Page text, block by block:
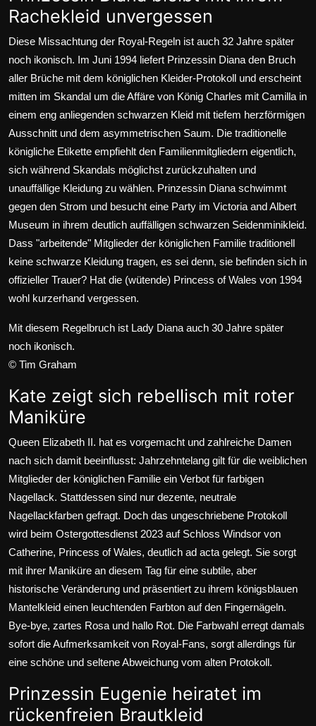
Rachekleid unvergessen
Diese Missachtung der Royal-Regeln ist auch 32 Jahre später
noch ikonisch. Im Juni 1994 liefert Prinzessin Diana den Bruch
aller Brüche mit dem königlichen Kleider-Protokoll und erscheint
mitten im Skandal um die Affäre von König Charles mit Camilla in
einem eng anliegenden schwarzen Kleid mit tiefem herzförmigen
Ausschnitt und dem asymmetrischen Saum. Die traditionelle
königliche Etikette empfiehlt den Familienmitgliedern eigentlich,
sich während Skandals möglichst zurückzuhalten und
unauffällige Kleidung zu wählen. Prinzessin Diana schwimmt
gegen den Strom und besucht eine Party im Victoria and Albert
Museum in ihrem deutlich auffälligen schwarzen Seidenminikleid.
Dass "arbeitende" Mitglieder der königlichen Familie traditionell
keine schwarze Kleidung tragen, es sei denn, sie befinden sich in
offizieller Trauer? Hat die (wütende) Princess of Wales von 1994
wohl kurzerhand vergessen.
Mit diesem Regelbruch ist Lady Diana auch 30 Jahre später
noch ikonisch.
© Tim Graham
Kate zeigt sich rebellisch mit roter
Maniküre
Queen Elizabeth II. hat es vorgemacht und zahlreiche Damen
nach sich damit beeinflusst: Jahrzehntelang gilt für die weiblichen
Mitglieder der königlichen Familie ein Verbot für farbigen
Nagellack. Stattdessen sind nur dezente, neutrale
Nagellackfarben gefragt. Doch das ungeschriebene Protokoll
wird beim Ostergottesdienst 2023 auf Schloss Windsor von
Catherine, Princess of Wales, deutlich ad acta gelegt. Sie sorgt
mit ihrer Maniküre an diesem Tag für eine subtile, aber
historische Veränderung und präsentiert zu ihrem königsblauen
Mantelkleid einen leuchtenden Farbton auf den Fingernägeln.
Bye-bye, zartes Rosa und hallo Rot. Die Farbwahl erregt damals
sofort die Aufmerksamkeit von Royal-Fans, sorgt allerdings für
eine schöne und seltene Abweichung vom alten Protokoll.
Prinzessin Eugenie heiratet im
rückenfreien Brautkleid